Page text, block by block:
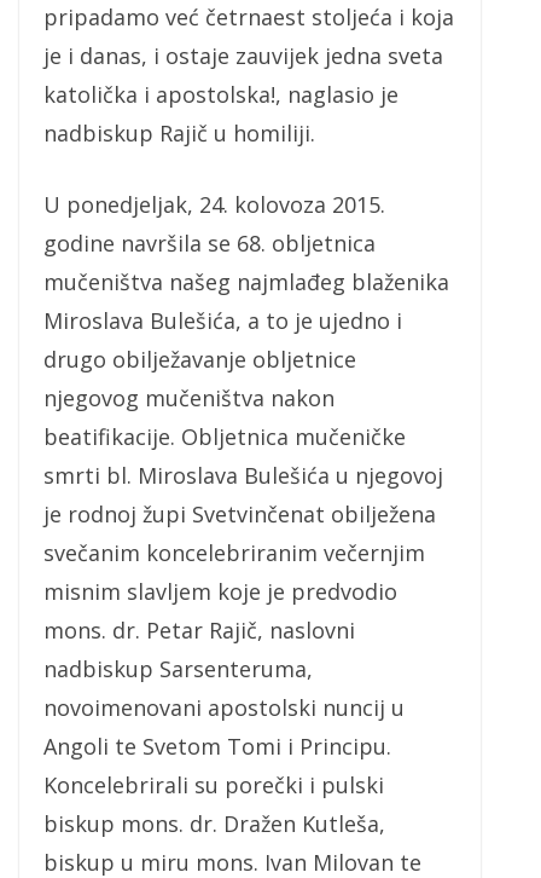
pripadamo već četrnaest stoljeća i koja
je i danas, i ostaje zauvijek jedna sveta
katolička i apostolska!, naglasio je
nadbiskup Rajič u homiliji.
U ponedjeljak, 24. kolovoza 2015.
godine navršila se 68. obljetnica
mučeništva našeg najmlađeg blaženika
Miroslava Bulešića, a to je ujedno i
drugo obilježavanje obljetnice
njegovog mučeništva nakon
beatifikacije. Obljetnica mučeničke
smrti bl. Miroslava Bulešića u njegovoj
je rodnoj župi Svetvinčenat obilježena
svečanim koncelebriranim večernjim
misnim slavljem koje je predvodio
mons. dr. Petar Rajič, naslovni
nadbiskup Sarsenteruma,
novoimenovani apostolski nuncij u
Angoli te Svetom Tomi i Principu.
Koncelebrirali su porečki i pulski
biskup mons. dr. Dražen Kutleša,
biskup u miru mons. Ivan Milovan te